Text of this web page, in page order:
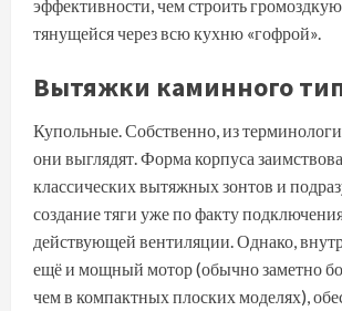
эффективности, чем строить
тянущейся через всю кухню «гофрой».
Вытяжки каминного
Купольные. Собственно, из
они выглядят. Форма корпуса
классических вытяжных зонтов и
создание тяги уже по факту
действующей вентиляции. Однако,
ещё и мощный мотор (обычно заметно
чем в компактных плоских моделях),